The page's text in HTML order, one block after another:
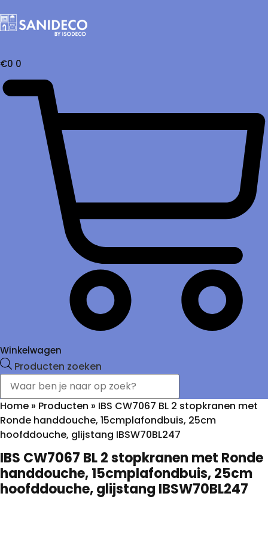
€0 0
Winkelwagen
Producten zoeken
Home » Producten » IBS CW7067 BL 2 stopkranen met
Ronde handdouche, 15cmplafondbuis, 25cm
hoofddouche, glijstang IBSW70BL247
IBS CW7067 BL 2 stopkranen met Ronde
handdouche, 15cmplafondbuis, 25cm
hoofddouche, glijstang IBSW70BL247